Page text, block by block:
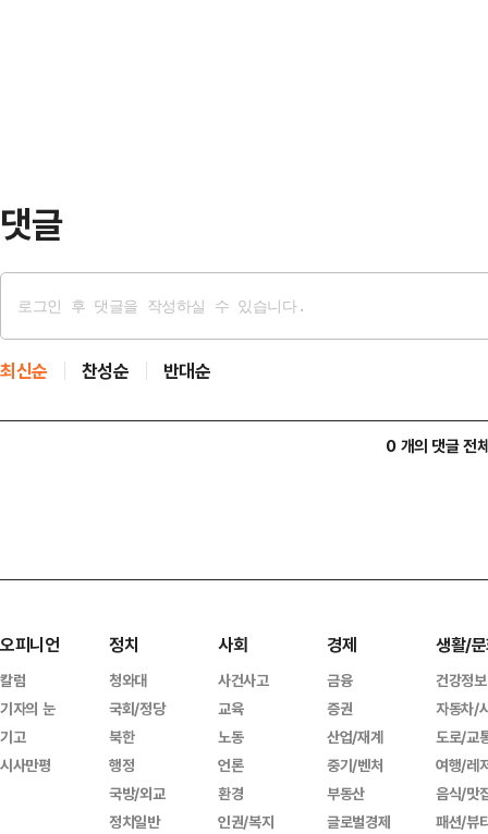
댓글
최신순 찬성순 반대순
0 개의 댓글 전
오피니언
칼럼
기자의 눈
기고
시사만평
정치
청와대
국회/정당
북한
행정
국방/외교
정치일반
사회
사건사고
교육
노동
언론
환경
인권/복지
경제
금융
증권
산업/재계
중기/벤처
부동산
글로벌경제
생활/
건강정보
자동차/
도로/교
여행/레
음식/맛
패션/뷰